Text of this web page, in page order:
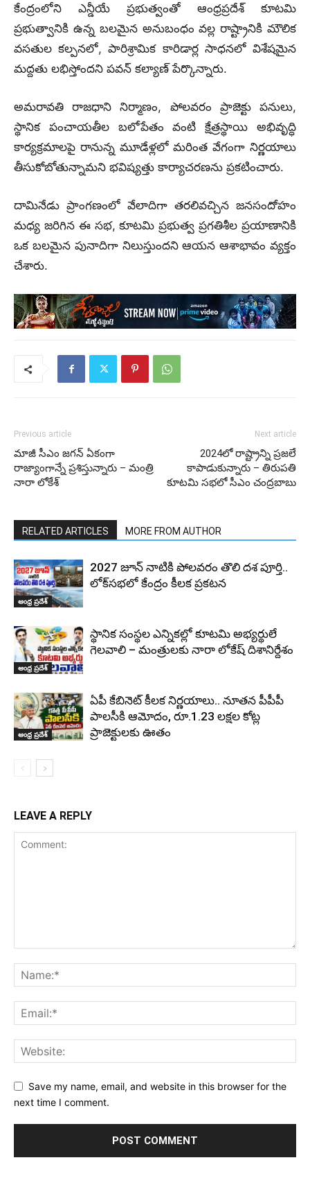
కేంద్రంలోని ఎన్డీయే ప్రభుత్వంతో ఆంధ్రప్రదేశ్ కూటమి
ప్రభుత్వానికి ఉన్న బలమైన అనుబంధం వల్ల రాష్ట్రానికి మౌలిక
వసతుల కల్పనలో, పారిశ్రామిక కారిడార్ల సాధనలో విశేషమైన
మద్దతు లభిస్తోందని పవన్ కల్యాణ్ పేర్కొన్నారు.
అమరావతి రాజధాని నిర్మాణం, పోలవరం ప్రాజెక్టు పనులు,
స్థానిక పంచాయతీల బలోపేతం వంటి క్షేత్రస్థాయి అభివృద్ధి
కార్యక్రమాలపై రానున్న మూడేళ్లలో మరింత వేగంగా నిర్ణయాలు
తీసుకోబోతున్నామని భవిష్యత్తు కార్యాచరణను ప్రకటించారు.
దామినేడు ప్రాంగణంలో వేలాదిగా తరలివచ్చిన జనసందోహం
మధ్య జరిగిన ఈ సభ, కూటమి ప్రభుత్వ ప్రగతిశీల ప్రయాణానికి
ఒక బలమైన పునాదిగా నిలుస్తుందని ఆయన ఆశాభావం వ్యక్తం
చేశారు.
Previous article
మాజీ సీఎం జగన్ ఏకంగా
రాజ్యాంగాన్నే ప్రశిస్తున్నారు – మంత్రి
నారా లోకేశ్
Next article
2024లో రాష్ట్రాన్ని ప్రజలే
కాపాడుకున్నారు – తిరుపతి
కూటమి సభలో సీఎం చంద్రబాబు
RELATED ARTICLES MORE FROM AUTHOR
ఆంధ్ర ప్రదేశ్
2027 జూన్ నాటికి పోలవరం తొలి దశ పూర్తి..
లోక్‌సభలో కేంద్రం కీలక ప్రకటన
ఆంధ్ర ప్రదేశ్
స్థానిక సంస్థల ఎన్నికల్లో కూటమి అభ్యర్థులే
గెలవాలి – మంత్రులకు నారా లోకేష్ దిశానిర్దేశం
ఆంధ్ర ప్రదేశ్
ఏపీ కేబినెట్ కీలక నిర్ణయాలు.. నూతన పీపీపీ
పాలసీకి ఆమోదం, రూ.1.23 లక్షల కోట్ల
ప్రాజెక్టులకు ఊతం
LEAVE A REPLY
Save my name, email, and website in this browser for the
next time I comment.